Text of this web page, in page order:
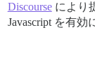
Discourseにより
Javascript を有効